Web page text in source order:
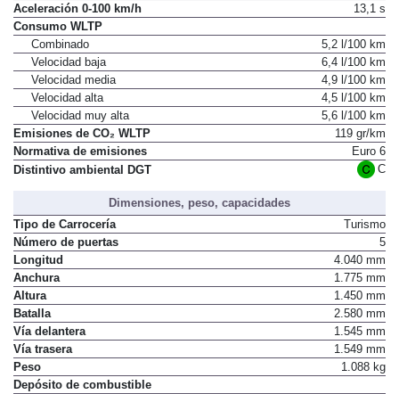
Aceleración 0-100 km/h
13,1 s
Consumo WLTP
Combinado
5,2 l/100 km
Velocidad baja
6,4 l/100 km
Velocidad media
4,9 l/100 km
Velocidad alta
4,5 l/100 km
Velocidad muy alta
5,6 l/100 km
Emisiones de CO₂ WLTP
119 gr/km
Normativa de emisiones
Euro 6
Distintivo ambiental DGT
C
Dimensiones, peso, capacidades
Tipo de Carrocería
Turismo
Número de puertas
5
Longitud
4.040 mm
Anchura
1.775 mm
Altura
1.450 mm
Batalla
2.580 mm
Vía delantera
1.545 mm
Vía trasera
1.549 mm
Peso
1.088 kg
Depósito de combustible